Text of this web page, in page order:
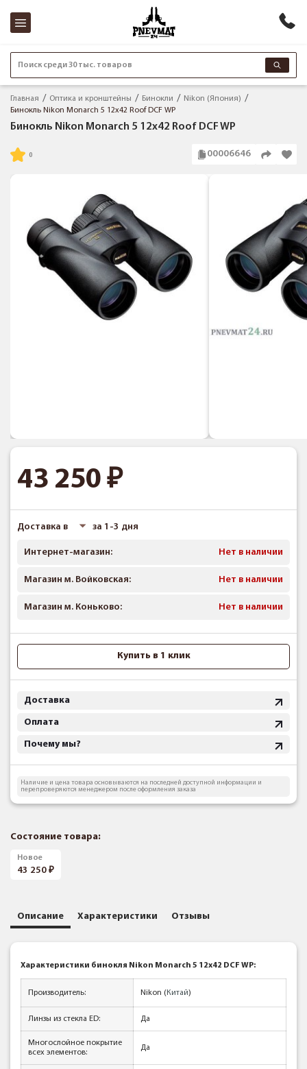
Поиск среди 30 тыс. товаров
Главная Оптика и кронштейны Бинокли
Nikon (Япония)
Бинокль Nikon Monarch 5 12x42 Roof DCF WP
Бинокль Nikon Monarch 5 12x42 Roof DCF WP
00006646
43 250
Доставка в за 1-3 дня
Интернет-магазин: Нет в наличии
Магазин м. Войковская: Нет в наличии
Магазин м. Коньково: Нет в наличии
Купить в 1 клик
Доставка
Оплата
Почему мы?
Наличие и цена товара основываются на последней доступной информации и
перепроверяются менеджером после оформления заказа
Состояние товара:
Новое
43 250
Описание Характеристики Отзывы
Характеристики бинокля Nikon Monarch 5 12x42 DCF WP:
Производитель: Nikon (Китай)
Линзы из стекла ED: Да
Многослойное покрытие
всех элементов:
Да